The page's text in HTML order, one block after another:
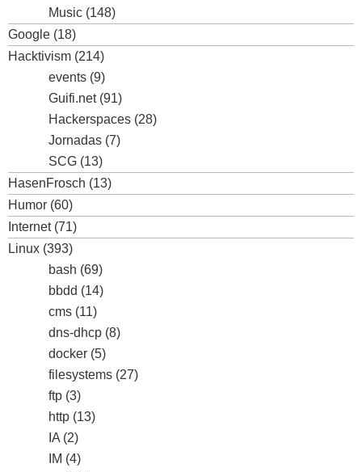
Music (148)
Google (18)
Hacktivism (214)
events (9)
Guifi.net(91)
Hackerspaces (28)
Jornadas (7)
SCG (13)
HasenFrosch (13)
Humor (60)
Internet(71)
Linux (393)
bash (69)
bbdd (14)
cms (11)
dns-dhcp (8)
docker (5)
filesystems (27)
ftp (3)
http (13)
IA (2)
IM (4)